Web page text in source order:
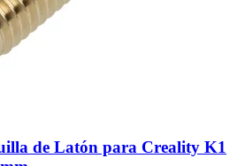
de Latón para Creality K1